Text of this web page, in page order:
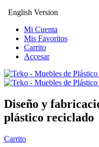
English Version
Mi Cuenta
Mis Favoritos
Carrito
Accesar
Diseño y
plástico reciclado
Carrito